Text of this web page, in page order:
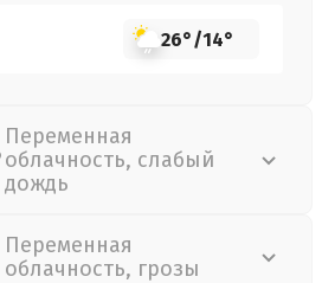
26°/14°
Переменная
облачность, слабый
дождь
Переменная
облачность, грозы